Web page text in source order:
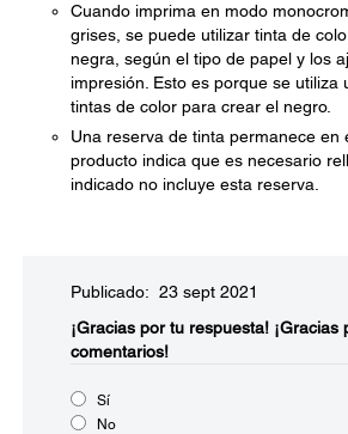
Cuando imprima en modo
grises, se puede utilizar tinta de
negra, según el tipo de papel y los
impresión. Esto es porque se utiliza
tintas de color para crear el negro.
Una reserva de tinta permanece en
producto indica que es necesario
indicado no incluye esta reserva.
Publicado: 23 sept 2021
¡Gracias por tu respuesta! ¡Gracias
comentarios!
Sí
No